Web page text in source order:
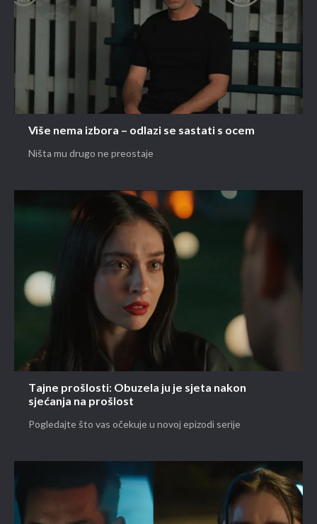
Više nema izbora – odlazi se sastati s ocem
Ništa mu drugo ne preostaje
Tajne prošlosti: Obuzela ju je sjeta nakon
sjećanja na prošlost
Pogledajte što vas očekuje u novoj epizodi serije